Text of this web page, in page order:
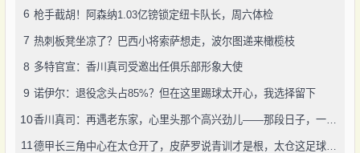
6 枪手截胡！阿森纳1.03亿镑锁定纽卡队长，周六体检
7 热刺板凳坐凉了？巴西小将索萨想走，波尔图递来橄榄枝
8 多特官宣：香川真司受邀出任俱乐部形象大使
9 诺伊尔：退役念头占85%？但在这里踢球太开心，我选择留下
10 香川真司：再遇老东家，心里头那个高兴劲儿——那段日子，一辈子忘不了
11 德甲长三角中心在太仓开了，皮萨罗说青训才是根，太仓这足球味儿还真不赖